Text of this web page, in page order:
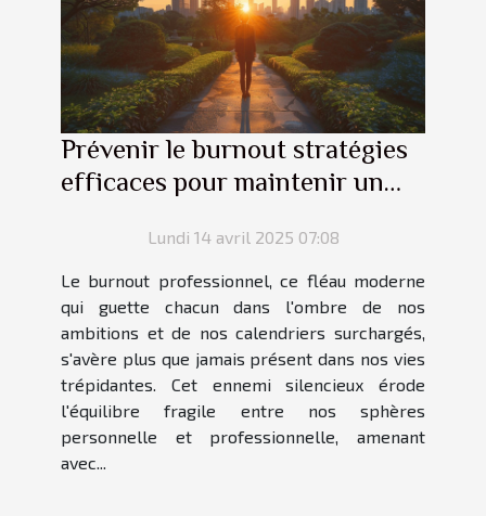
Prévenir le burnout stratégies
efficaces pour maintenir un
personnelleLundi 14 avril 2025 07:08
Le burnout professionnel, ce fléau moderne
qui guette chacun dans l'ombre de nos
ambitions et de nos calendriers surchargés,
s'avère plus que jamais présent dans nos vies
trépidantes. Cet ennemi silencieux érode
l'équilibre fragile entre nos sphères
personnelle et professionnelle, amenant
avec...